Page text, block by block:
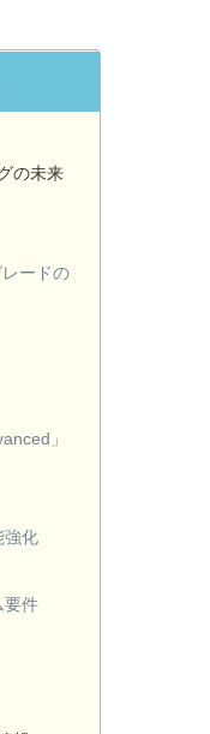
の未来
レードの
」
強化
要件